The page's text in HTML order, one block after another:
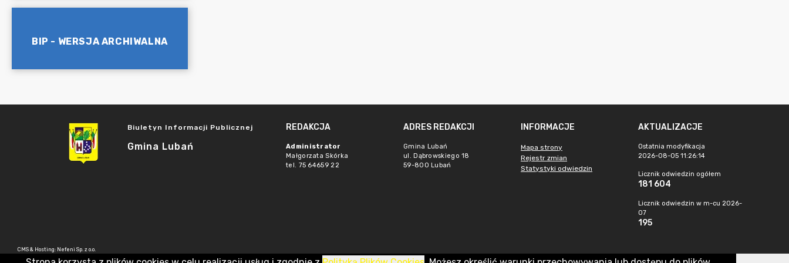
BIP - WERSJA ARCHIWALNA
Biuletyn Informacji Publicznej
Gmina Lubań
REDAKCJA
Administrator
Małgorzata Skórka
tel. 75 64659 22
ADRES REDAKCJI
Gmina Lubań
ul. Dąbrowskiego 18
59-800 Lubań
INFORMACJE
Mapa strony
Rejestr zmian
Statystyki odwiedzin
AKTUALIZACJE
Ostatnia modyfikacja
2026-08-05 11:26:14
Licznik odwiedzin ogółem
181 604
Licznik odwiedzin w m-cu 2026-
07
195
CMS & Hosting: Nefeni Sp. z o.o.